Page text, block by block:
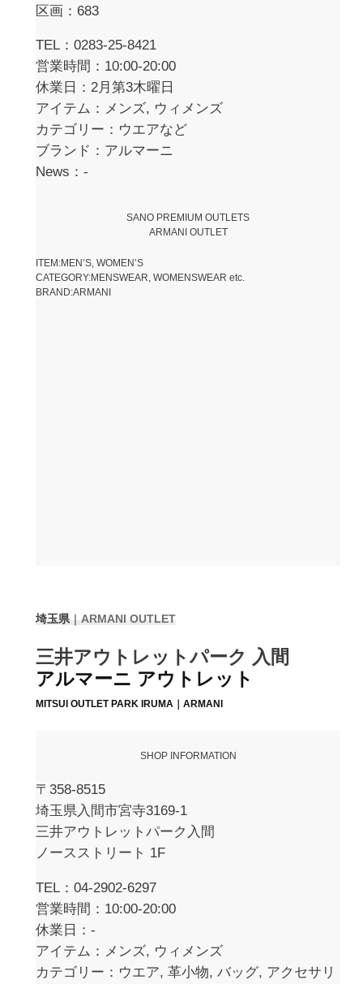
区画：683
TEL：0283-25-8421
営業時間：10:00-20:00
休業日：2月第3木曜日
アイテム：メンズ, ウィメンズ
カテゴリー：ウエアなど
ブランド：アルマーニ
News：-
SANO PREMIUM OUTLETS
ARMANI OUTLET
ITEM:MEN’S, WOMEN’S
CATEGORY:MENSWEAR, WOMENSWEAR etc.
BRAND:ARMANI
埼玉県｜ ARMANI OUTLET
三井アウトレットパーク 入間
アルマーニ アウトレット
MITSUI OUTLET PARK IRUMA｜ARMANI
SHOP INFORMATION
〒358-8515
埼玉県入間市宮寺3169-1
三井アウトレットパーク入間
ノースストリート 1F
TEL：04-2902-6297
営業時間：10:00-20:00
休業日：-
アイテム：メンズ, ウィメンズ
カテゴリー：ウエア, 革小物, バッグ, アクセサリ